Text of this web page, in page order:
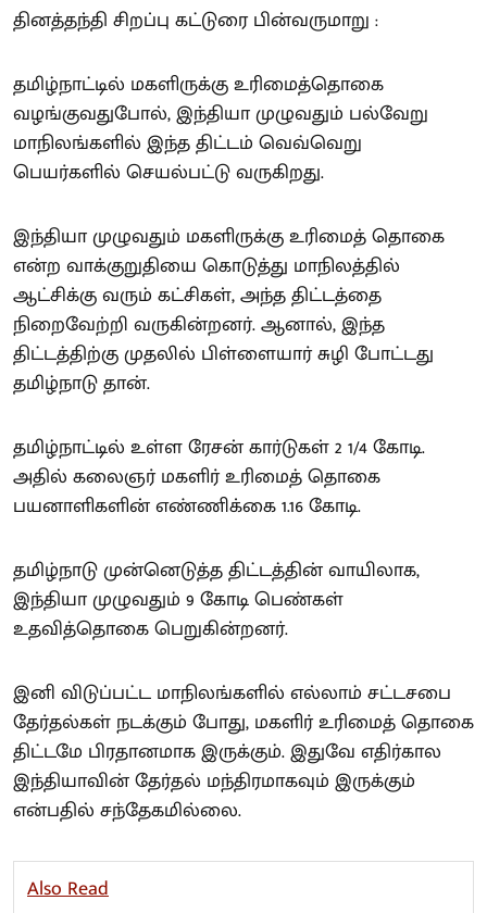
தினத்தந்தி சிறப்பு கட்டுரை பின்வருமாறு :
தமிழ்நாட்டில் மகளிருக்கு உரிமைத்தொகை
வழங்குவதுபோல், இந்தியா முழுவதும் பல்வேறு
மாநிலங்களில் இந்த திட்டம் வெவ்வெறு
பெயர்களில் செயல்பட்டு வருகிறது.
இந்தியா முழுவதும் மகளிருக்கு உரிமைத் தொகை
என்ற வாக்குறுதியை கொடுத்து மாநிலத்தில்
ஆட்சிக்கு வரும் கட்சிகள், அந்த திட்டத்தை
நிறைவேற்றி வருகின்றனர். ஆனால், இந்த
திட்டத்திற்கு முதலில் பிள்ளையார் சுழி போட்டது
தமிழ்நாடு தான்.
தமிழ்நாட்டில் உள்ள ரேசன் கார்டுகள் 2 1/4 கோடி.
அதில் கலைஞர் மகளிர் உரிமைத் தொகை
பயனாளிகளின் எண்ணிக்கை 1.16 கோடி.
தமிழ்நாடு முன்னெடுத்த திட்டத்தின் வாயிலாக,
இந்தியா முழுவதும் 9 கோடி பெண்கள்
உதவித்தொகை பெறுகின்றனர்.
இனி விடுப்பட்ட மாநிலங்களில் எல்லாம் சட்டசபை
தேர்தல்கள் நடக்கும் போது, மகளிர் உரிமைத் தொகை
திட்டமே பிரதானமாக இருக்கும். இதுவே எதிர்கால
இந்தியாவின் தேர்தல் மந்திரமாகவும் இருக்கும்
என்பதில் சந்தேகமில்லை.
Also Read